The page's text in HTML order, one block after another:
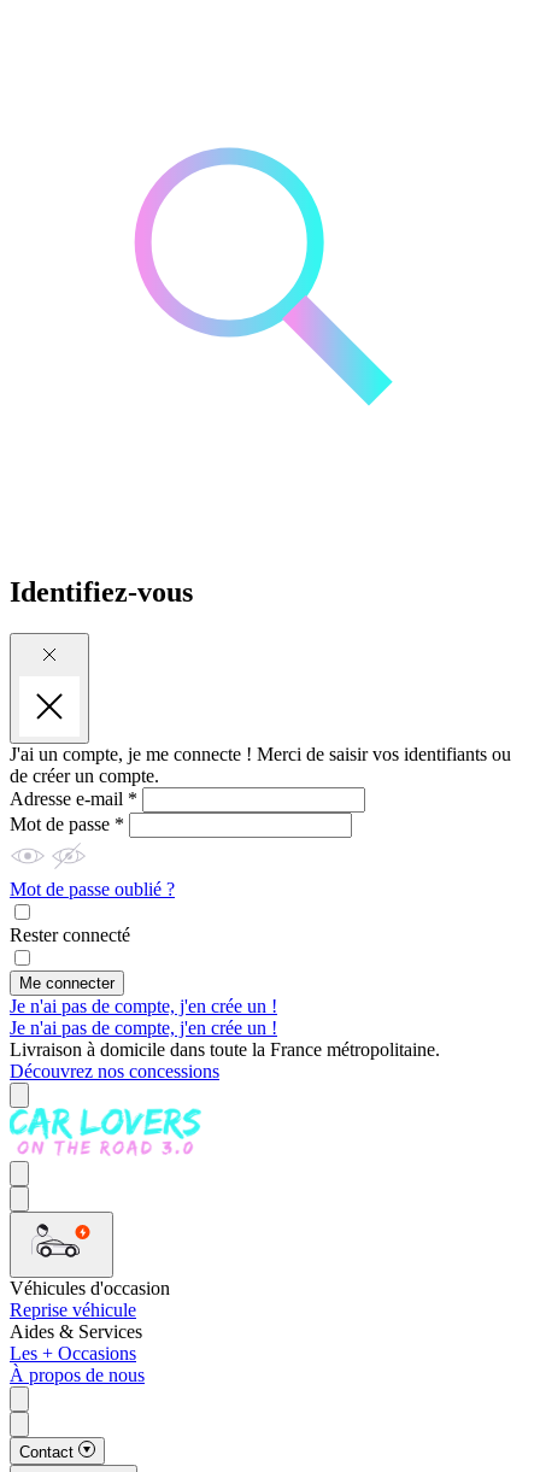
Identifiez-vous
J'ai un compte, je me connecte ! Merci de saisir vos identifiants ou
de créer un compte.
Adresse e-mail *
Mot de passe *
Mot de passe oublié ?
Rester connecté
Me connecter
Je n'ai pas de compte, j'en crée un !
Je n'ai pas de compte, j'en crée un !
Livraison à domicile dans toute la France métropolitaine.
Découvrez nos concessions
Véhicules d'occasion
Reprise véhicule
Aides & Services
Les + Occasions
À propos de nous
Contact